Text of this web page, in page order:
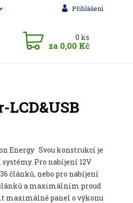
Přihlášení
0 ks
za 0,00 Kč
Energy Svou konstrukcí je
Pro nabíjení 12V
článků, nebo pro nabíjení
a maximálním proud
maximálně panel o výkonu